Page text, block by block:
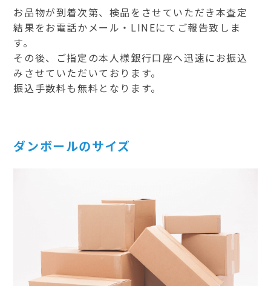
お品物が到着次第、検品をさせていただき本査定
結果をお電話かメール・LINEにてご報告致しま
す。
その後、ご指定の本人様銀行口座へ迅速にお振込
みさせていただいております。
振込手数料も無料となります。
ダンボールのサイズ